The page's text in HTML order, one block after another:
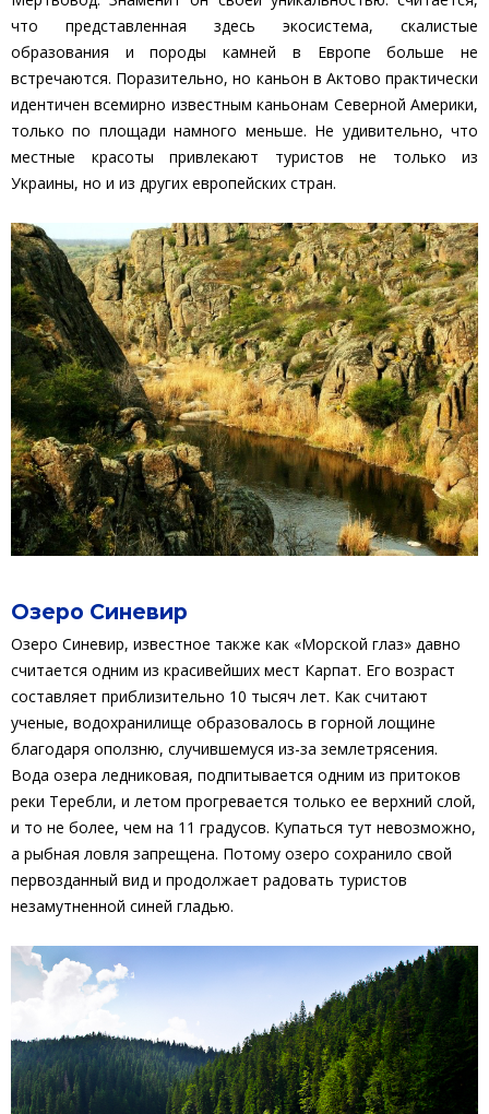
что представленная здесь экосистема, скалистые
образования и породы камней в Европе больше не
встречаются. Поразительно, но каньон в Актово практически
идентичен всемирно известным каньонам Северной Америки,
только по площади намного меньше. Не удивительно, что
местные красоты привлекают туристов не только из
Украины, но и из других европейских стран.
Озеро Синевир
Озеро Синевир, известное также как «Морской глаз» давно
считается одним из красивейших мест Карпат. Его возраст
составляет приблизительно 10 тысяч лет. Как считают
ученые, водохранилище образовалось в горной лощине
благодаря оползню, случившемуся из-за землетрясения.
Вода озера ледниковая, подпитывается одним из притоков
реки Теребли, и летом прогревается только ее верхний слой,
и то не более, чем на 11 градусов. Купаться тут невозможно,
а рыбная ловля запрещена. Потому озеро сохранило свой
первозданный вид и продолжает радовать туристов
незамутненной синей гладью.